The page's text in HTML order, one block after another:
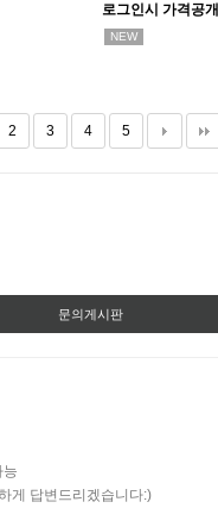
로그인시 가격공개
NEW
2 3 4 5
문의게시판
능
게 답변드리겠습니다:)